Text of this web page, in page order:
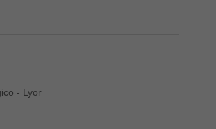
- Lyor